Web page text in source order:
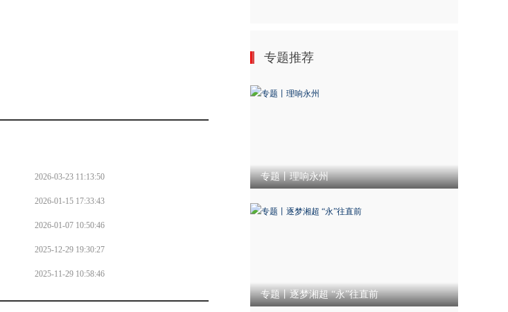
2026-03-23 11:13:50
2026-01-15 17:33:43
2026-01-07 10:50:46
2025-12-29 19:30:27
2025-11-29 10:58:46
专题推荐
专题丨理响永州
专题丨逐梦湘超 “永”往直前